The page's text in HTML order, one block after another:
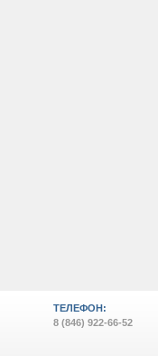
ТЕЛЕФОН:
8 (846) 922-66-52